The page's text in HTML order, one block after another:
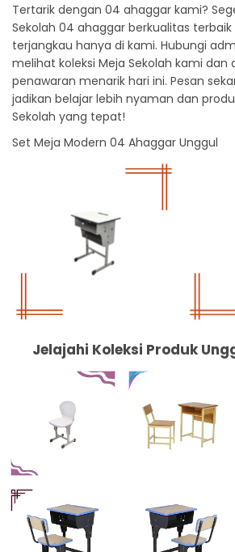
Tertarik dengan 04 ahaggar kami?
Sekolah 04 ahaggar berkualitas
terjangkau hanya di kami. Hubungi
melihat koleksi Meja Sekolah kami dan
penawaran menarik hari ini. Pesan
jadikan belajar lebih nyaman dan
Sekolah yang tepat!
Set Meja Modern 04 Ahaggar Unggul
Jelajahi Koleksi Produk